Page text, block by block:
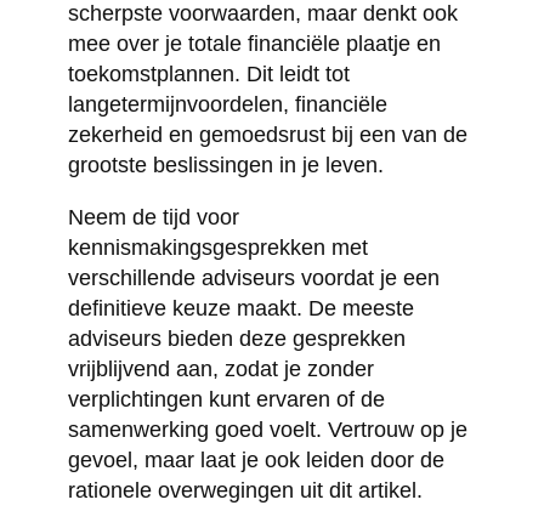
scherpste voorwaarden, maar denkt ook
mee over je totale financiële plaatje en
toekomstplannen. Dit leidt tot
langetermijnvoordelen, financiële
zekerheid en gemoedsrust bij een van de
grootste beslissingen in je leven.
Neem de tijd voor
kennismakingsgesprekken met
verschillende adviseurs voordat je een
definitieve keuze maakt. De meeste
adviseurs bieden deze gesprekken
vrijblijvend aan, zodat je zonder
verplichtingen kunt ervaren of de
samenwerking goed voelt. Vertrouw op je
gevoel, maar laat je ook leiden door de
rationele overwegingen uit dit artikel.